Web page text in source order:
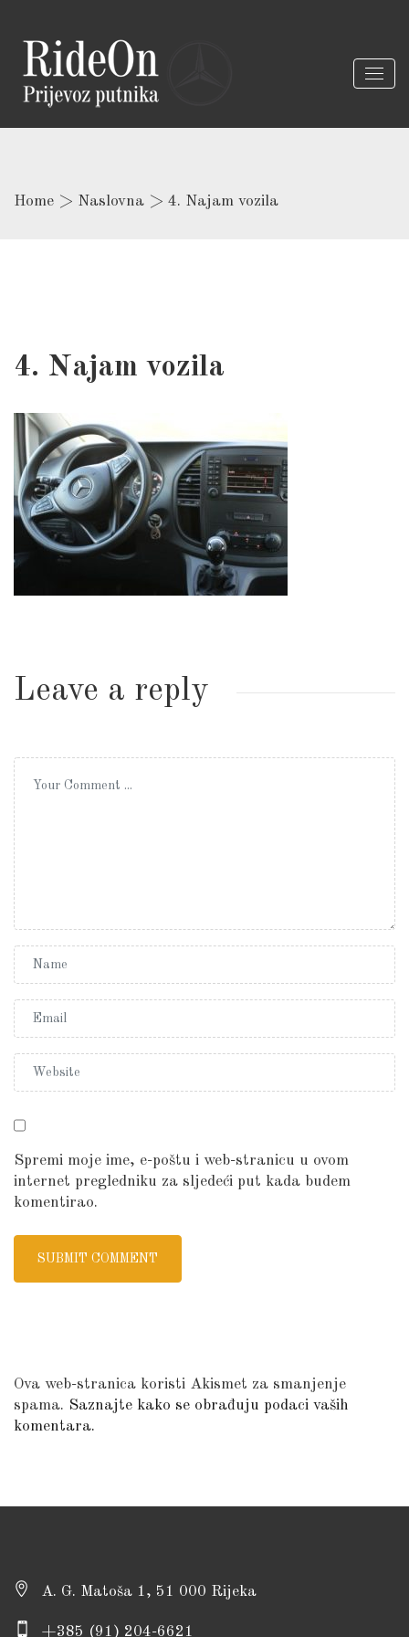
Home > Naslovna > 4. Najam vozila
4. Najam vozila
Leave a reply
Spremi moje ime, e-poštu i web-stranicu u ovom
internet pregledniku za sljedeći put kada budem
komentirao.
Ova web-stranica koristi Akismet za smanjenje
spama. Saznajte kako se obrađuju podaci vaših
komentara.
A. G. Matoša 1, 51 000 Rijeka
+385 (91) 204-6621